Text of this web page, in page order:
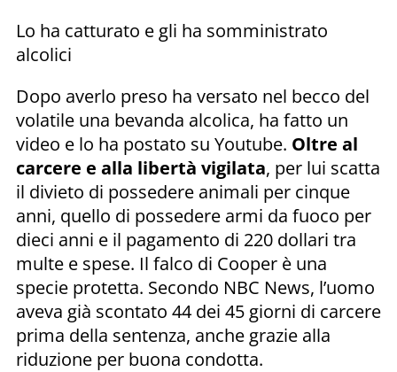
Lo ha catturato e gli ha somministrato
alcolici
Dopo averlo preso ha versato nel becco del
volatile una bevanda alcolica, ha fatto un
video e lo ha postato su Youtube. Oltre al
carcere e alla libertà vigilata, per lui scatta
il divieto di possedere animali per cinque
anni, quello di possedere armi da fuoco per
dieci anni e il pagamento di 220 dollari tra
multe e spese. Il falco di Cooper è una
specie protetta. Secondo NBC News, l’uomo
aveva già scontato 44 dei 45 giorni di carcere
prima della sentenza, anche grazie alla
riduzione per buona condotta.